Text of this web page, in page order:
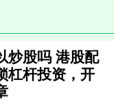
炒股吗 港股配
杠杆投资，开